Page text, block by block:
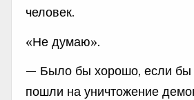
человек.
«Не думаю».
— Было бы хорошо, если бы
пошли на уничтожение